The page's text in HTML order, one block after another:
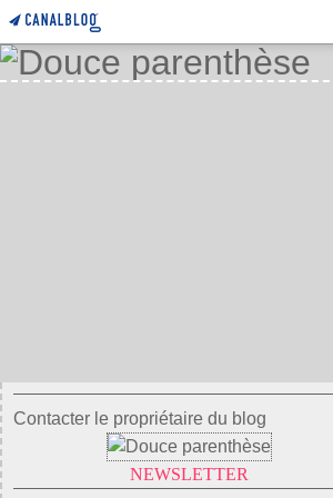
Contacter le propriétaire du blog
NEWSLETTER